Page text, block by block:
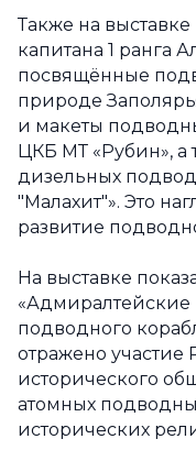
Также на
капитана 1 ранга
посвящённые
природе
и макеты
ЦКБ МТ «Рубин», а
дизельных
"Малахит"». Это
развитие
На выставке
«Адмиралтейские
подводного
отражено участие
исторического
атомных
исторических